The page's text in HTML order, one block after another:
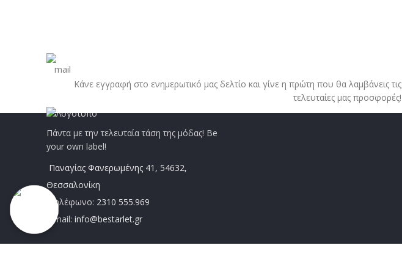
Κάνε εγγραφή στο ενημερωτικό μας δελτίο και γίνε η πρώτη που θα λαμβάνεις τις
τελευταίες μας προσφορές!
Πάντα με την τελευταία τάση της μόδας! Be
your own label!
Παναγίας Φανερωμένης 41, 54632,
Θεσσαλονίκη
Τηλέφωνο: 2310 555.969
Email: info@bestarlet.gr